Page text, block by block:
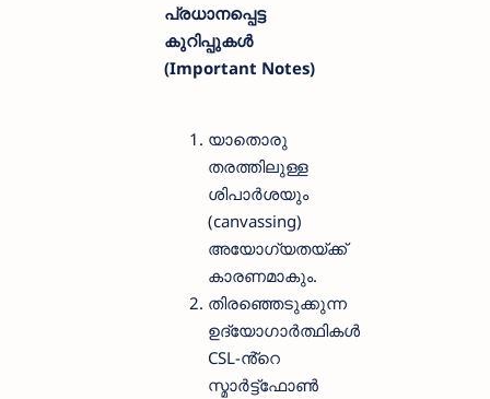
പ്രധാനപ്പെട്ട
കുറിപ്പുകൾ
(Important Notes)
യാതൊരു
തരത്തിലുള്ള
ശിപാർശയും
(canvassing)
അയോഗ്യതയ്ക്ക്
കാരണമാകും.
തിരഞ്ഞെടുക്കുന്ന
ഉദ്യോഗാർത്ഥികൾ
CSL-ൻ്റെ
സ്മാർട്ട്ഫോൺ